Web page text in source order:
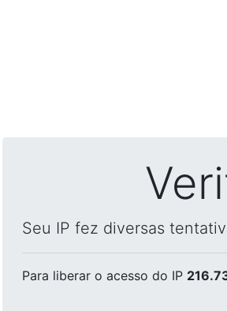
Seu IP fez diversas
Para liberar o acesso do IP